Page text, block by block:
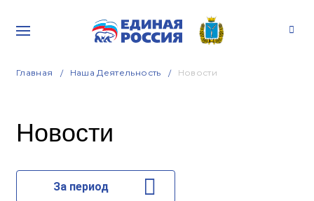
Главная Наша Деятельность Новости
Новости
За период